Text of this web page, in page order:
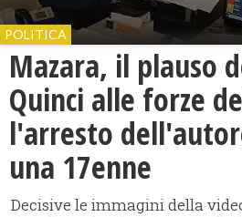
POLITICA
Mazara, il plauso
Quinci alle forze
l'arresto
una 17enne
Decisive le immagini della